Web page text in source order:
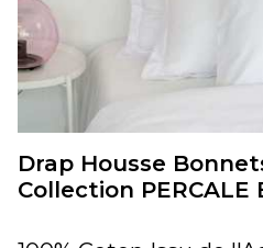
Drap Housse
Collection PERCALE